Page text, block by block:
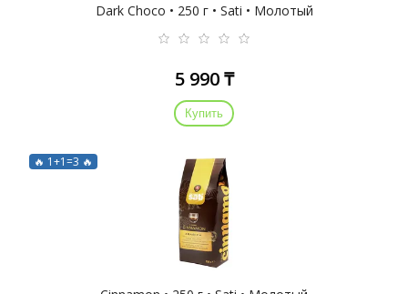
Dark Choco • 250 г • Sati • Молотый
5 990 ₸
Купить
🔥 1+1=3 🔥